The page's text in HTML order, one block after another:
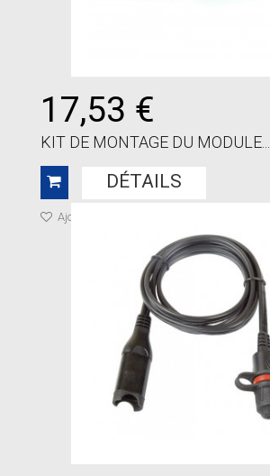
17,53 €
KIT DE MONTAGE DU MODULE...
DÉTAILS
Ajouter à ma liste de cadeaux